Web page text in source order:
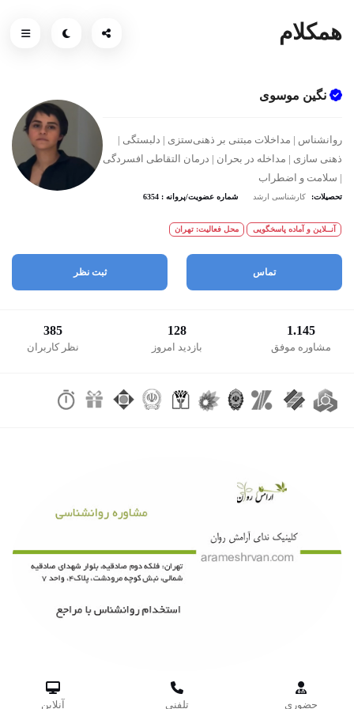
همکلام
نگین موسوی
روانشناس | مداخلات مبتنی بر ذهنی‌ستزی | دلبستگی |
ذهنی سازی | مداخله در بحران | درمان التقاطی افسردگی
| سلامت و اضطراب
تحصیلات: کارشناسی ارشد شماره عضویت/پروانه : 6354
آنــلاین و آماده پاسخگویی محل فعالیت: تهران
تماس ثبت نظر
1.145
مشاوره موفق
128
بازدید امروز
385
نظر کاربران

حضوری

تلفنی

آنلاین